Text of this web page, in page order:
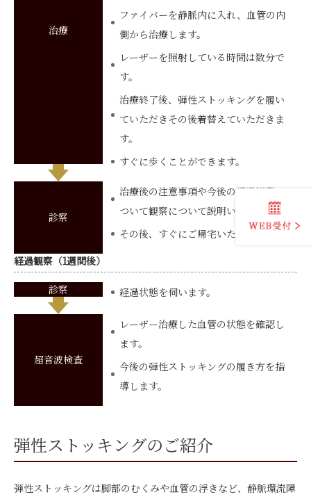
治療
ファイバーを静脈内に入れ、血管の内
側から治療します。
レーザーを照射している時間は数分で
す。
治療終了後、弾性ストッキングを履い
ていただきその後着替えていただきま
す。
すぐに歩くことができます。
診察
治療後の注意事項や今後の経過観察に
ついて観察について説明いたします。
その後、すぐにご帰宅いただけます。
経過観察（1週間後）
診察 経過状態を伺います。
超音波検査
レーザー治療した血管の状態を確認し
ます。
今後の弾性ストッキングの履き方を指
導します。
弾性ストッキングのご紹介
弾性ストッキングは脚部のむくみや血管の浮きなど、静脈環流障